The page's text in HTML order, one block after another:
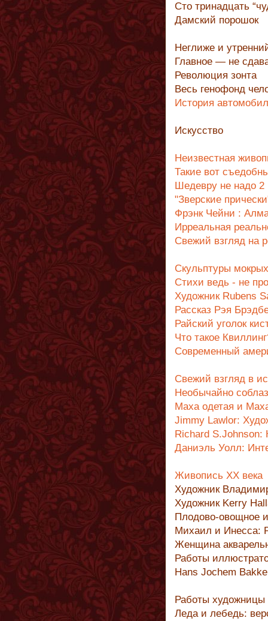
Сто тринадцать
Дамский порошок
Неглиже и
Главное — не
Революция зонта
Весь генофонд
История
Искусство
Неизвестная
Такие вот
Шедевру не надо 2
"Зверские
Фрэнк Чейни :
Ирреальная
Свежий взгляд на
Cкульптуры
Стихи ведь - не
Художник Rubens
Рассказ Рэя
Райский уголок
Что такое
Cовременный
Свежий взгляд в
Необычайно
Маха одетая и
Jimmy Lawlor:
Richard
Даниэль Уолл:
Живопись ХХ века
Художник
Художник Kerry
Плодово-овощное
Михаил и Инесса:
Женщина
Работы
Hans Jochem
Работы
Леда и лебедь: